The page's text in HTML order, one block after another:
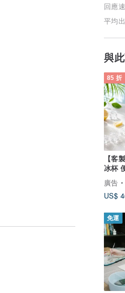
回應
平均
與
85 折
【客
冰杯
顏繪
廣告
US$
免運